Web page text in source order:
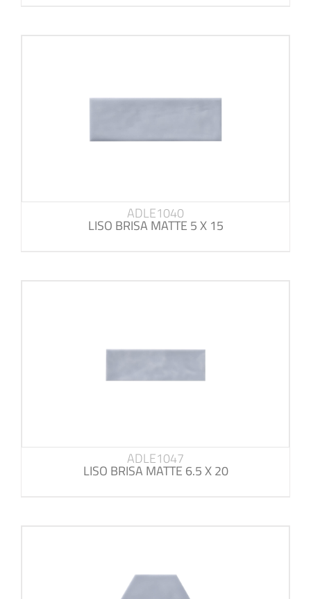
ADLE1040
LISO BRISA MATTE 5 X 15
ADLE1047
LISO BRISA MATTE 6.5 X 20